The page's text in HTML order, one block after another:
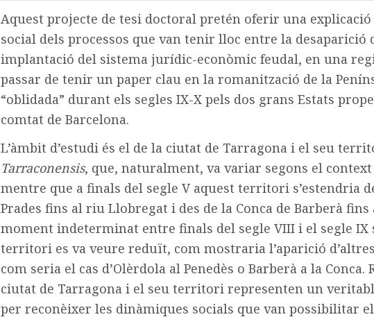
Aquest projecte de tesi doctoral pretén oferir una
social dels processos que van tenir lloc entre la desaparició
implantació del sistema jurídic-econòmic feudal, en una
passar de tenir un paper clau en la romanització de la
“oblidada” durant els segles IX-X pels dos grans Estats
comtat de Barcelona.
L’àmbit d’estudi és el de la ciutat de Tarragona i el seu
Tarraconensis, que, naturalment, va variar segons el
mentre que a finals del segle V aquest territori s’estendria
Prades fins al riu Llobregat i des de la Conca de Barberà
moment indeterminat entre finals del segle VIII i el segle IX
territori es va veure reduït, com mostraria l’aparició
com seria el cas d’Olèrdola al Penedès o Barberà a la Conca.
ciutat de Tarragona i el seu territori representen un
per reconèixer les dinàmiques socials que van possibilitar